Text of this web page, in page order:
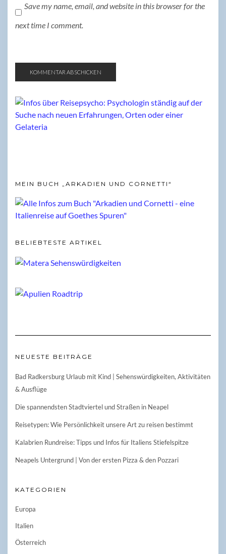
Save my name, email, and website in this browser for the
next time I comment.
MEIN BUCH „ARKADIEN UND CORNETTI“
BELIEBTESTE ARTIKEL
NEUESTE BEITRÄGE
Bad Radkersburg Urlaub mit Kind | Sehenswürdigkeiten, Aktivitäten
& Ausflüge
Die spannendsten Stadtviertel und Straßen in Neapel
Reisetypen: Wie Persönlichkeit unsere Art zu reisen bestimmt
Kalabrien Rundreise: Tipps und Infos für Italiens Stiefelspitze
Neapels Untergrund | Von der ersten Pizza & den Pozzari
KATEGORIEN
Europa
Italien
Österreich